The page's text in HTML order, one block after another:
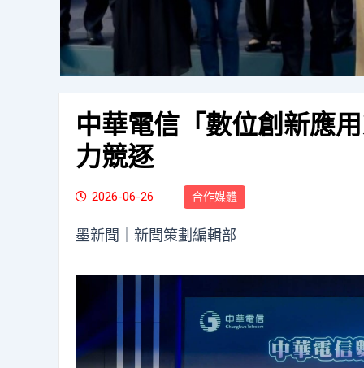
中華電信「數位創新應
力競逐
2026-06-26 合作媒體
墨新聞 ｜新聞策劃編輯部